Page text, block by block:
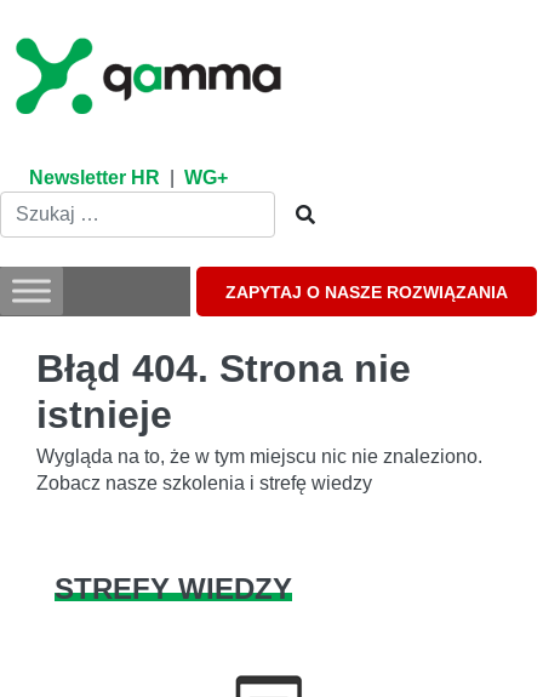
content
Newsletter HR WG+
ZAPYTAJ O NASZE ROZWIĄZANIA
Błąd 404. Strona nie
istnieje
Wygląda na to, że w tym miejscu nic nie znaleziono.
Zobacz nasze szkolenia i strefę wiedzy
STREFY WIEDZY